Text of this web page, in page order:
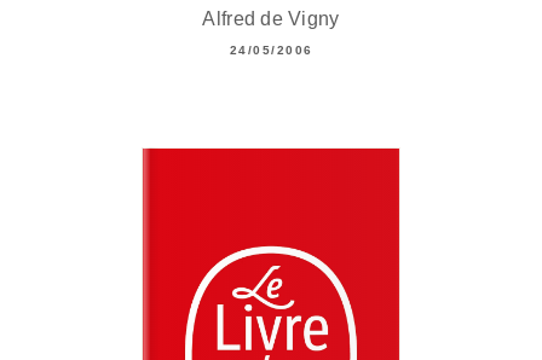
Alfred de Vigny
24/05/2006